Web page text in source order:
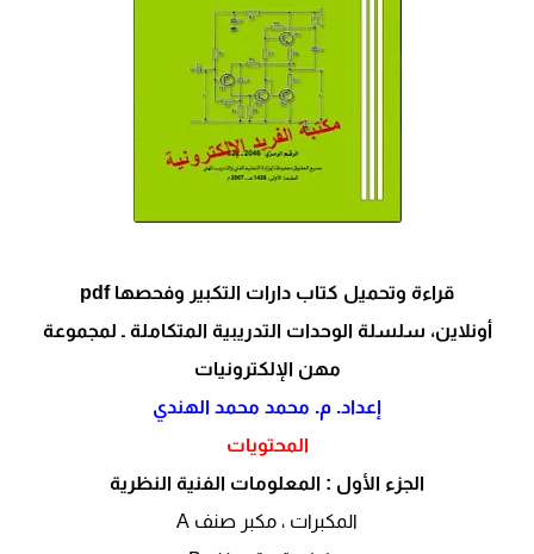
قراءة وتحميل كتاب دارات التكبير وفحصها pdf
أونلاين، سلسلة الوحدات التدريبية المتكاملة ـ لمجموعة
مهن الإلكترونيات
إعداد. م. محمد محمد الهندي
المحتويات
الجزء الأول : المعلومات الفنية النظرية
المكبرات ، مكبر صنف A